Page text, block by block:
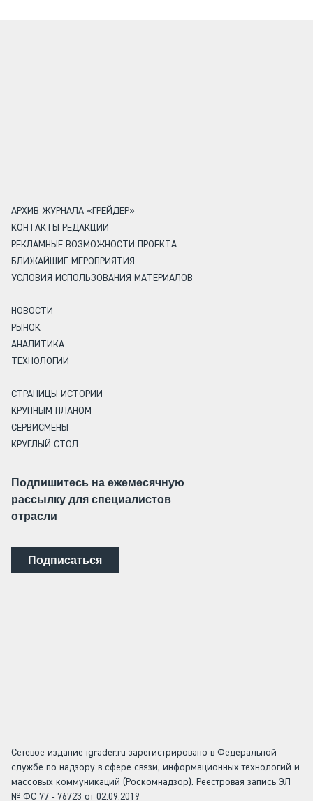
АРХИВ ЖУРНАЛА «ГРЕЙДЕР»
КОНТАКТЫ РЕДАКЦИИ
РЕКЛАМНЫЕ ВОЗМОЖНОСТИ ПРОЕКТА
БЛИЖАЙШИЕ МЕРОПРИЯТИЯ
УСЛОВИЯ ИСПОЛЬЗОВАНИЯ МАТЕРИАЛОВ
НОВОСТИ
РЫНОК
АНАЛИТИКА
ТЕХНОЛОГИИ
СТРАНИЦЫ ИСТОРИИ
КРУПНЫМ ПЛАНОМ
СЕРВИСМЕНЫ
КРУГЛЫЙ СТОЛ
Подпишитесь на ежемесячную
рассылку для специалистов
отрасли
Подписаться
Сетевое издание igrader.ru зарегистрировано в Федеральной
службе по надзору в сфере связи, информационных технологий и
массовых коммуникаций (Роскомнадзор). Реестровая запись ЭЛ
№ ФС 77 - 76723 от 02.09.2019